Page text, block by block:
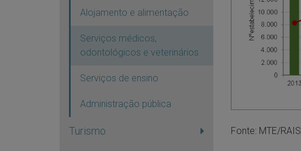
Alojamento e alimentação
Serviços médicos,
odontológicos e veterinários
Serviços de ensino
Administração pública
Turismo Fonte: MTE/RAIS